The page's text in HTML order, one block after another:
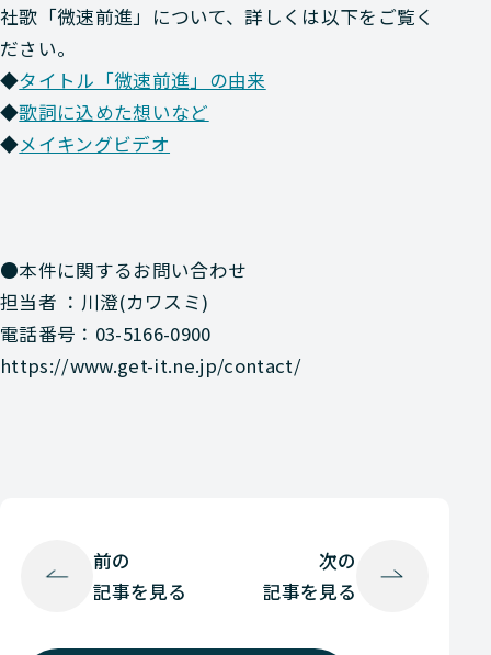
社歌「微速前進」について、詳しくは以下をご覧く
ださい。
◆タイトル「微速前進」の由来
◆歌詞に込めた想いなど
◆メイキングビデオ
●本件に関するお問い合わせ
担当者 ：川澄(カワスミ)
電話番号：03-5166-0900
https://www.get-it.ne.jp/contact/
前の
記事を見る
次の
記事を見る